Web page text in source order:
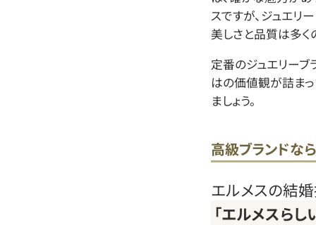
スですが、ジュエリ
美しさと品質は多く
定番のジュエリーブ
はの価値観が詰ま
ましょう。
高級ブランドな
エルメスの結
「エルメスら